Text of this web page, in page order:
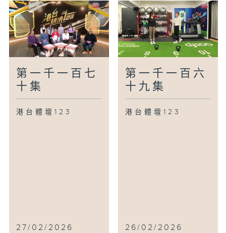
第一千一百七
十集
港台體壇123
27/02/2026
第一千一百六
十九集
港台體壇123
26/02/2026